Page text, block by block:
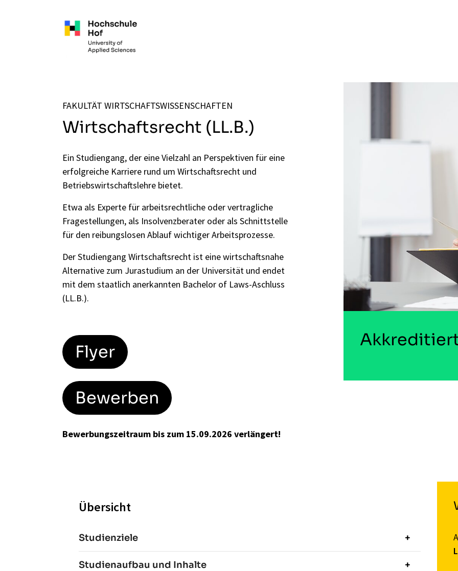
FAKULTÄT WIRTSCHAFTSWISSENSCHAFTEN
Wirtschaftsrecht (LL.B.)
Ein Studiengang, der eine Vielzahl an Perspektiven für eine
erfolgreiche Karriere rund um Wirtschaftsrecht und
Betriebswirtschaftslehre bietet.
Etwa als Experte für arbeitsrechtliche oder vertragliche
Fragestellungen, als Insolvenzberater oder als Schnittstelle
für den reibungslosen Ablauf wichtiger Arbeitsprozesse.
Der Studiengang Wirtschaftsrecht ist eine wirtschaftsnahe
Alternative zum Jurastudium an der Universität und endet
mit dem staatlich anerkannten Bachelor of Laws-Aschluss
(LL.B.).
Flyer
Bewerben
Bewerbungszeitraum bis zum 15.09.2026 verlängert!
Übersicht
Studienziele
Studienaufbau und Inhalte